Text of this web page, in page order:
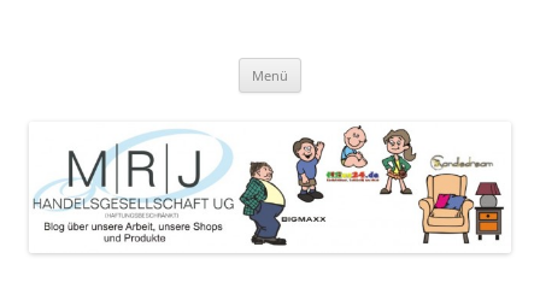
angebotene Produkte
Menü